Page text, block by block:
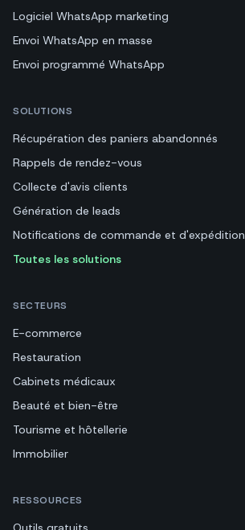
Logiciel WhatsApp marketing
Envoi WhatsApp en masse
Envoi programmé WhatsApp
SOLUTIONS
Récupération des paniers abandonnés
Rappels de rendez-vous
Collecte d'avis clients
Génération de leads
Notifications de commande et d'expédition
Toutes les solutions
SECTEURS
E-commerce
Restauration
Cabinets médicaux
Beauté et bien-être
Tourisme et hôtellerie
Immobilier
RESSOURCES